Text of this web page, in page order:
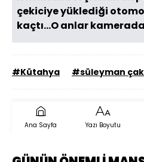
çekiciye yüklediği
kaçtı...O anlar kamerada
#Kütahya #süleyman
Ana Sayfa Yazı Boyutu